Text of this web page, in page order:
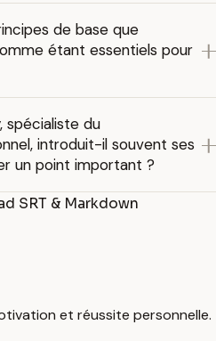
de base que
étant essentiels pour
spécialiste du
introduit-il souvent ses
un point important ?
SRT & Markdown
et réussite personnelle.